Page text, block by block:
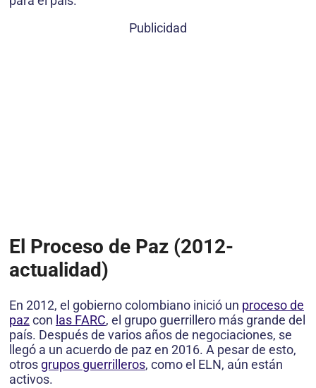
Publicidad
El Proceso de Paz (2012-
actualidad)
En 2012, el gobierno colombiano inició un proceso de
pazcon las FARC, el grupo guerrillero más grande del
país. Después de varios años de negociaciones, se
llegó a un acuerdo de paz en 2016. A pesar de esto,
otros grupos guerrilleros, como el ELN, aún están
activos.